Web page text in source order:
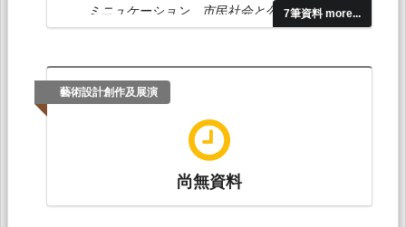
7筆資料 more...
ミニュケーション 市民社会と公共)(pp. 230-
245). 東京都: 株式会社ひつじ書房.(ISBN：987-
山藤夏郎 、林承緯 、陳志文 、柳瀬善治 、楊素
霞 、榊祐一 、羅曉勤（2023.07）。第IV 部 語
言學。載於羅曉勤（主編），
本研究日本人文科學領域主題的經典專書
280頁）。台北市和平東路二段339號4樓：五南
圖書出版股份有限公司。（ISBN：978-626-
藝術設計創作及展演
尚無資料